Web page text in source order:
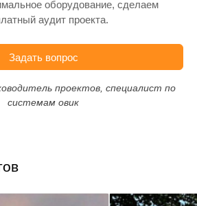
оборудование, сделаем
аудит проекта.
Задать вопрос
проектов, специалист по
системам овик